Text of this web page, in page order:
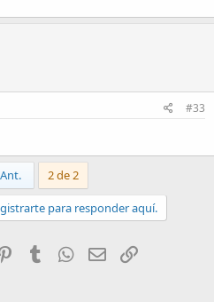
#33
Ant. 2 de 2
para responder aquí.
PinterestTumblrWhatsApp
Email